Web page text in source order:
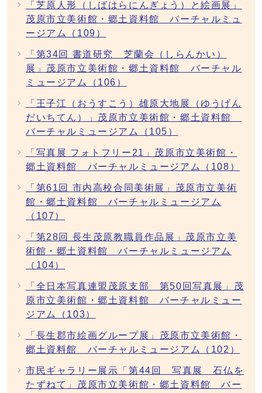
「芝原人形（しばはらにんぎょう）と絵画展」
茂原市立美術館・郷土資料館 バーチャルミュ
ージアム（109）
「第34回 書道研究 芝蘭会（しらんかい）
展」茂原市立美術館・郷土資料館 バーチャル
ミュージアム（106）
「王子江（おうすこう）雄原大地展（ゆうげん
だいちてん）」茂原市立美術館・郷土資料館
バーチャルミュージアム（105）
「写真展 フォトフリー21」茂原市立美術館・
郷土資料館 バーチャルミュージアム（108）
「第61回 市内高校合同美術展」茂原市立美術
館・郷土資料館 バーチャルミュージアム
（107）
「第28回 長生茂原教職員作品展」茂原市立美
術館・郷土資料館 バーチャルミュージアム
（104）
「全日本写真連盟茂原支部 第50回写真展」茂
原市立美術館・郷土資料館 バーチャルミュー
ジアム（103）
「長生郡市絵画グループ展」茂原市立美術館・
郷土資料館 バーチャルミュージアム（102）
市民ギャラリー展示「第44回 写真展 石仏を
たずねて」茂原市立美術館・郷土資料館 バー